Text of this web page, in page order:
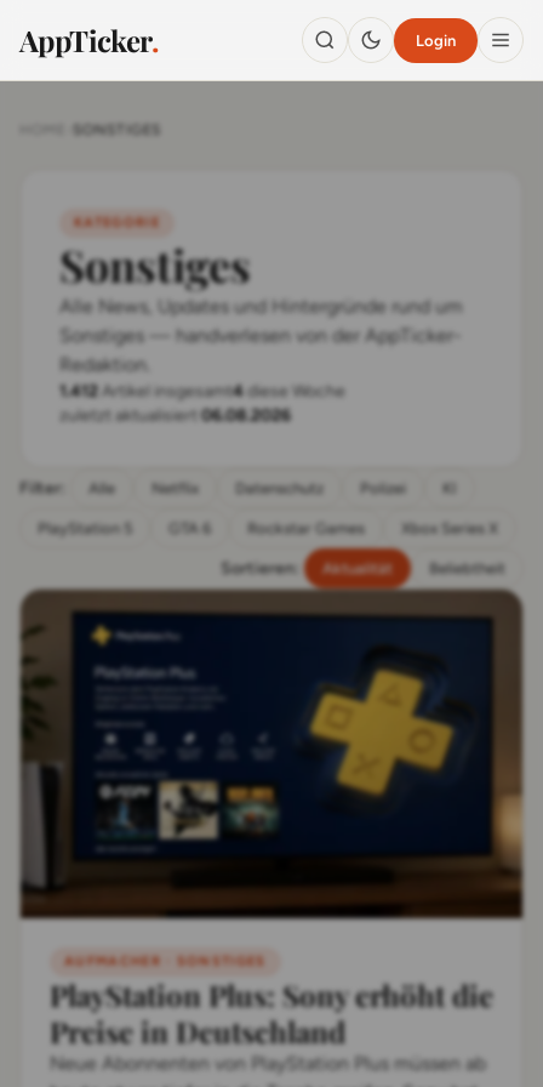
AppTicker. Login
SONSTIGES
KATEGORIE
Sonstiges
Alle News, Updates und Hintergründe rund um
Sonstiges — handverlesen von der AppTicker-
Redaktion.
1.412 Artikel insgesamt4 diese Woche
zuletzt aktualisiert 06.08.2026
Filter: Alle Netflix Datenschutz Polizei KI
PlayStation 5 GTA 6 Rockstar Games Xbox Series X
Sortieren: Aktualität Beliebtheit
AUFMACHER · SONSTIGES
PlayStation Plus: Sony erhöht die
Preise in Deutschland
Neue Abonnenten von PlayStation Plus müssen ab